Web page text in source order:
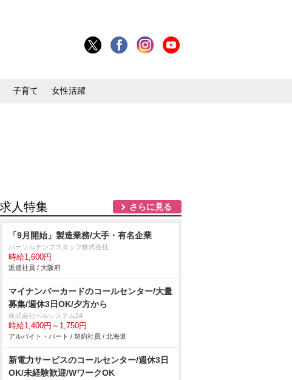
子育て 女性活躍
求人特集 さらに見る
「9月開始」製造業務/大手・有名企業
パーソルテンプスタッフ株式会社
時給1,600円
派遣社員 / 大阪府
マイナンバーカードのコールセンター/大量
募集/週休3日OK/夕方から
株式会社ベルシステム24
時給1,400円～1,750円
アルバイト・パート / 契約社員 / 北海道
新電力サービスのコールセンター/週休3日
OK/未経験歓迎/WワークOK